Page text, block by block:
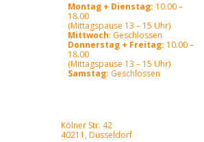
Montag + Dienstag: 10.00 –
18.00
(Mittagspause 13 – 15 Uhr)
Mittwoch: Geschlossen
Donnerstag + Freitag: 10.00 –
18.00
(Mittagspause 13 – 15 Uhr)
Samstag: Geschlossen
Kölner Str. 42
40211, Düsseldorf